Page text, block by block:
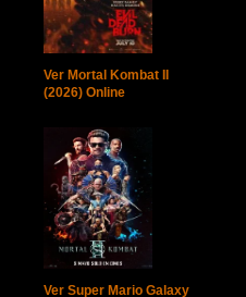
Ver Mortal Kombat II
(2026) Online
Ver Super Mario Galaxy